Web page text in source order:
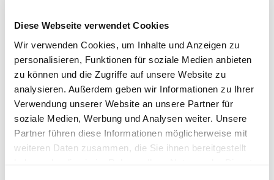
Diese Webseite verwendet Cookies
Wir verwenden Cookies, um Inhalte und Anzeigen zu
personalisieren, Funktionen für soziale Medien anbieten
zu können und die Zugriffe auf unsere Website zu
analysieren. Außerdem geben wir Informationen zu Ihrer
Verwendung unserer Website an unsere Partner für
soziale Medien, Werbung und Analysen weiter. Unsere
Partner führen diese Informationen möglicherweise mit
weiteren Daten zusammen, die Sie ihnen bereitgestellt
haben oder die sie im Rahmen Ihrer Nutzung der Dienste
Belegungskalender
Reisedauer auswählen
Anzahl Reisende auswählen
Anreisetag im Belegungskalender anklicken
Sie bekommen Verfügbarkeit und Preis angezeigt
Bitte beachten Sie, dass sich bei Änderungen des
Hausbeschreibung und/oder der Ausstattung ergeben